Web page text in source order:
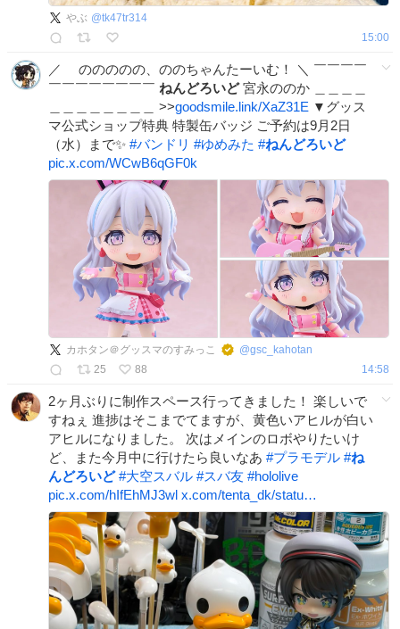
やぶ @tk47tr314
15:00
／ ののののの、ののちゃんたーいむ！ ＼ ￣￣￣￣
￣￣￣￣￣￣￣￣ ねんどろいど宮永ののか ＿＿＿＿
＿＿＿＿＿＿＿＿ >>goodsmile.link/XaZ31E ▼グッス
マ公式ショップ特典 特製缶バッジ ご予約は9月2日
（水）まで✨️ #バンドリ #ゆめみた #ねんどろいど
pic.x.com/WCwB6qGF0k
カホタン＠グッスマのすみっこ @gsc_kahotan
25
88 14:58
2ヶ月ぶりに制作スペース行ってきました！ 楽しいで
すねぇ 進捗はそこまでてますが、黄色いアヒルが白い
アヒルになりました。 次はメインのロボやりたいけ
ど、また今月中に行けたら良いなあ #プラモデル #ね
んどろいど #大空スバル #スバ友 #hololive
pic.x.com/hIfEhMJ3wl x.com/tenta_dk/statu…